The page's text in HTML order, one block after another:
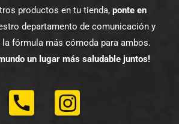
productos en tu tienda, ponte en
departamento de comunicación y
fórmula más cómoda para ambos.
un lugar más saludable juntos!